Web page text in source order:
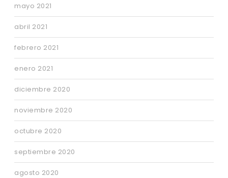
mayo 2021
abril 2021
febrero 2021
enero 2021
diciembre 2020
noviembre 2020
octubre 2020
septiembre 2020
agosto 2020